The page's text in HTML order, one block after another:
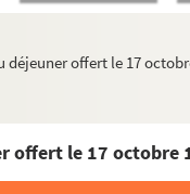
déjeuner offert le 17
offert le 17 octobre